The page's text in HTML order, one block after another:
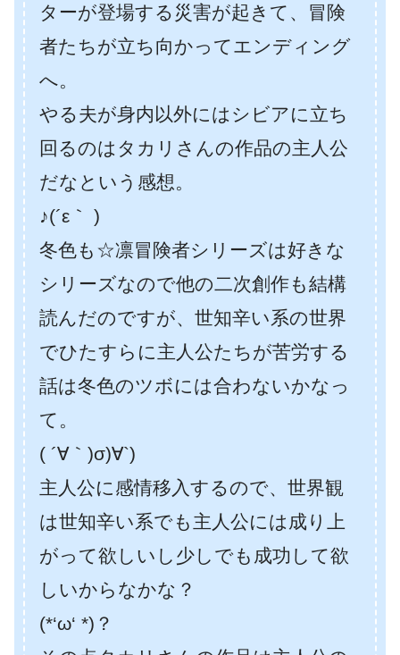
ターが登場する災害が起きて、冒険
者たちが立ち向かってエンディング
へ。
やる夫が身内以外にはシビアに立ち
回るのはタカリさんの作品の主人公
だなという感想。
♪(´ε｀ )
冬色も☆凛冒険者シリーズは好きな
シリーズなので他の二次創作も結構
読んだのですが、世知辛い系の世界
でひたすらに主人公たちが苦労する
話は冬色のツボには合わないかなっ
て。
( ´∀｀)σ)∀`)
主人公に感情移入するので、世界観
は世知辛い系でも主人公には成り上
がって欲しいし少しでも成功して欲
しいからなかな？
(*‘ω‘ *)？